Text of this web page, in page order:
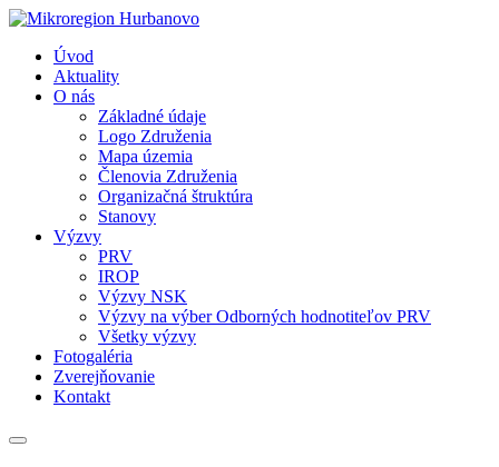
Úvod
Aktuality
O nás
Základné údaje
Logo Združenia
Mapa územia
Členovia Združenia
Organizačná štruktúra
Stanovy
Výzvy
PRV
IROP
Výzvy NSK
Výzvy na výber Odborných hodnotiteľov PRV
Všetky výzvy
Fotogaléria
Zverejňovanie
Kontakt